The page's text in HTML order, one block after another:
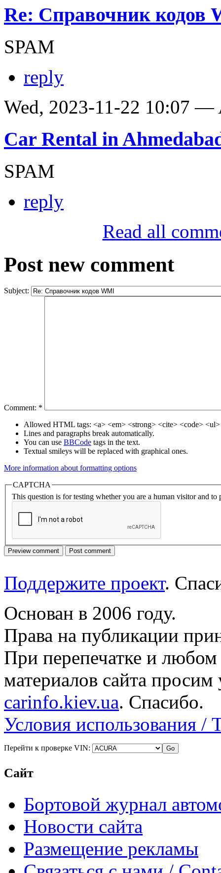
Re: Справочник кодов
SPAM
reply
Wed, 2023-11-22 10:07 —
Car Rental in
SPAM
reply
Read all
Post new comment
Subject:
Comment: *
Allowed HTML tags: <a> <em> <strong> <cite> <code>
Lines and paragraphs break automatically.
You can use BBCode tags in the text.
Textual smileys will be replaced with graphical ones.
More information about formatting options
CAPTCHA
This question is for testing whether you are a human visitor and to
Поддержите проект.
Основан в 2006 году.
Права на публикации
При перепечатке и
материалов сайта просим
carinfo.kiev.ua. Спасибо.
Условия использования /
Перейти к проверке VIN:
Сайт
Бортовой журнал
Новости сайта
Размещение рекламы